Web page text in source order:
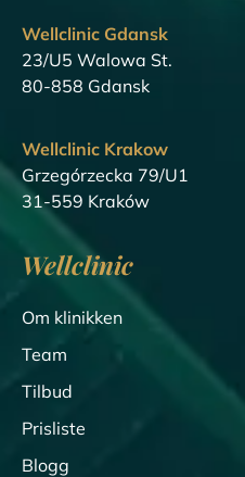
Wellclinic Gdansk
23/U5 Walowa St.
80-858 Gdansk
Wellclinic Krakow
Grzegórzecka 79/U1
31-559 Kraków
Wellclinic
Om klinikken
Team
Tilbud
Prisliste
Blogg